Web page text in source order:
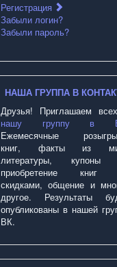
Регистрация
Забыли логин?
Забыли пароль?
НАША ГРУППА В
Друзья! Приглашаем
нашу группу в
Ежемесячные
книг, факты из
литературы, купоны
приобретение книг
скидками, общение и
другое. Результаты
опубликованы в нашей
ВК.